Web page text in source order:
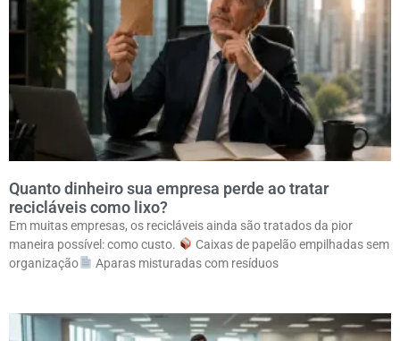
Quanto dinheiro sua empresa perde ao tratar
recicláveis como lixo?
Em muitas empresas, os recicláveis ainda são tratados da pior
maneira possível: como custo.
Caixas de papelão empilhadas sem
organização
Aparas misturadas com resíduos